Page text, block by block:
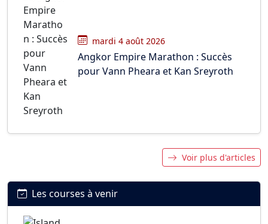
mardi 4 août 2026
Angkor Empire Marathon : Succès
pour Vann Pheara et Kan Sreyroth
Voir plus d'articles
Les courses à venir